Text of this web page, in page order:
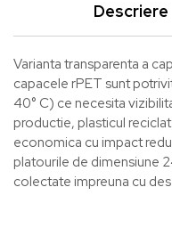
Descriere
Varianta transparenta a
capacele rPET sunt
40° C) ce necesita
productie, plasticul
economica cu impact
platourile de dimensiune
colectate impreuna cu